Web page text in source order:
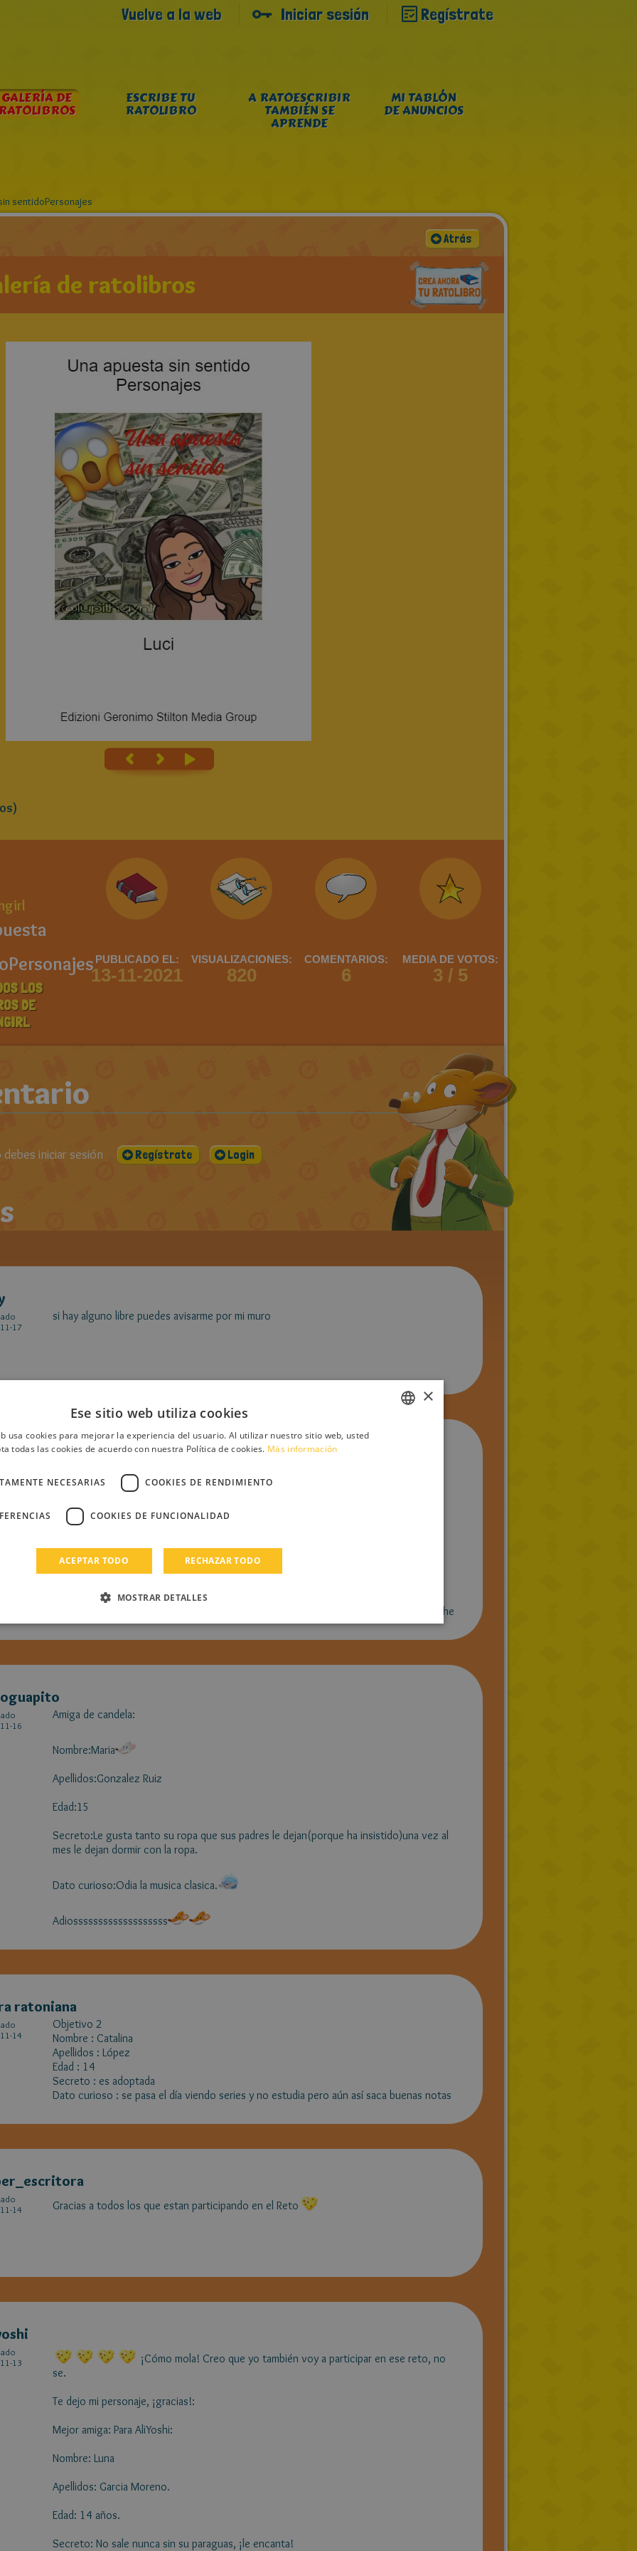
Vuelve a la web Iniciar sesión Regístrate
GALERÍA DE ESCRIBE TU
RATOLIBRO
A RATOESCRIBIR
TAMBIÉN SE
APRENDE
MI TABLÓN
DE ANUNCIOS
sentidoPersonajes
de ratolibros
Atrás
LOS
DE
PUBLICADO EL:
13-11-2021
VISUALIZACIONES:
820
COMENTARIOS:
6
MEDIA DE VOTOS:
3 / 5
iniciar sesión Regístrate Login
17
si hay alguno libre puedes avisarme por mi muro
17
Apellidos: Brown
Edad: 14
Dato curioso: Siempre va con gafas de sol, hasta dentro del aula e incluso por la noche
16
Amiga de candela:
Nombre:Maria
Apellidos:Gonzalez Ruiz
Edad:15
Secreto:Le gusta tanto su ropa que sus padres le dejan(porque ha insistido)una vez al
mes le dejan dormir con la ropa.
Dato curioso:Odia la musica clasica.
Adiosssssssssssssssssss
ratoniana
14
Objetivo 2
Nombre : Catalina
Apellidos : López
Edad : 14
Secreto : es adoptada
Dato curioso : se pasa el día viendo series y no estudia pero aún así saca buenas notas
14
Gracias a todos los que estan participando en el Reto
13
¡Cómo mola! Creo que yo también voy a participar en ese reto, no
se.
Te dejo mi personaje, ¡gracias!:
Mejor amiga: Para AliYoshi:
Nombre: Luna
Apellidos: Garcia Moreno.
Edad: 14 años.
Secreto: No sale nunca sin su paraguas, ¡le encanta!
TURKISH
×
Ese sitio web utiliza cookies
usa cookies para mejorar la experiencia del usuario. Al utilizar nuestro sitio web, usted
todas las cookies de acuerdo con nuestra Política de cookies. Más información
NECESARIAS COOKIES DE RENDIMIENTO
COOKIES DE FUNCIONALIDAD
ACEPTAR TODO RECHAZAR TODO
MOSTRAR DETALLES